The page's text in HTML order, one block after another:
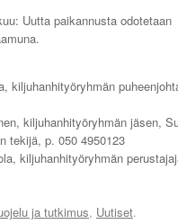
Uutta paikannusta odotetaan
kiljuhanhityöryhmän
kiljuhanhityöryhmän jäsen,
tekijä, p. 050 4950123
kiljuhanhityöryhmän
ja tutkimus, Uutiset.